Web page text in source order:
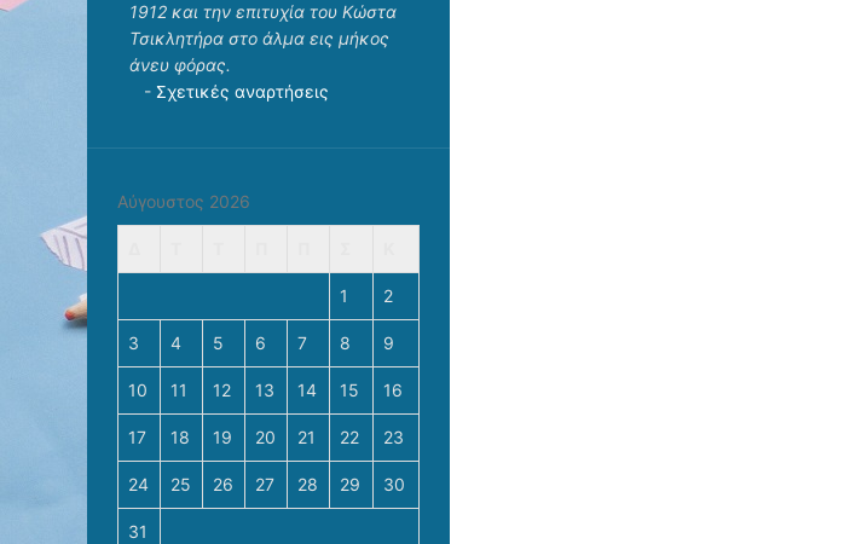
1912 και την επιτυχία του Κώστα
Τσικλητήρα στο άλμα εις μήκος
άνευ φόρας.
- Σχετικές αναρτήσεις
Αύγουστος 2026
1 2
3 4 5 6 7 8 9
10 11 12 13 14 15 16
17 18 19 20 21 22 23
24 25 26 27 28 29 30
31